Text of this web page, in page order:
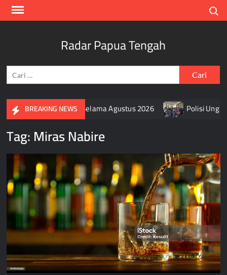
Skip
Radar Papua Tengah
untuk:
BREAKING NEWS
Merah Putih Selama Agustus 2026 Polisi Ungkap
Tag:Miras Nabire